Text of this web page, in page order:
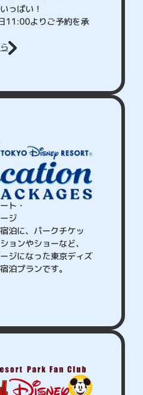
っぱい！
11:00よりご予約を承
ト・
ジ
泊に、パークチケッ
ョンやショーなど、
ジになった東京ディズ
泊プランです。